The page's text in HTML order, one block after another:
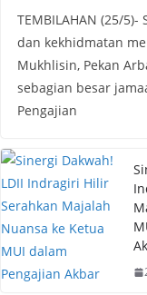
TEMBILAHAN (25/
dan kekhidmatan
Mukhlisin, Pekan
sebagian besar
Pengajian